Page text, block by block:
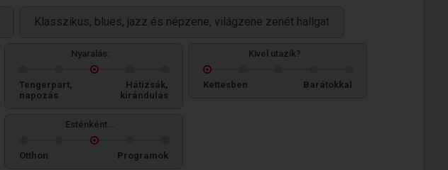
Klasszikus, blues, jazz és népzene, világzene zenét hallgat
Nyaralás:
Tengerpart,
napozás
Hátizsák,
kirándulás
Kivel utazik?
Kettesben Barátokkal
Esténként...
Otthon Programok